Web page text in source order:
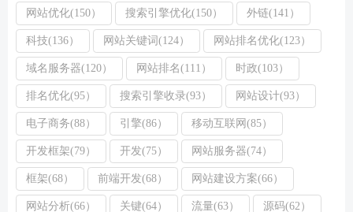
网站优化(150） 搜索引擎优化(150） 外链(141）
科技(136） 网站关键词(124） 网站排名优化(123）
域名服务器(120） 网站排名(111） 时政(103）
排名优化(95） 搜索引擎收录(93） 网站设计(93）
电子商务(88） 引擎(86） 移动互联网(85）
开发框架(79） 开发(75） 网站服务器(74）
框架(68） 前端开发(68） 网站建设方案(66）
网站分析(66） 关键(64） 流量(63） 源码(62）